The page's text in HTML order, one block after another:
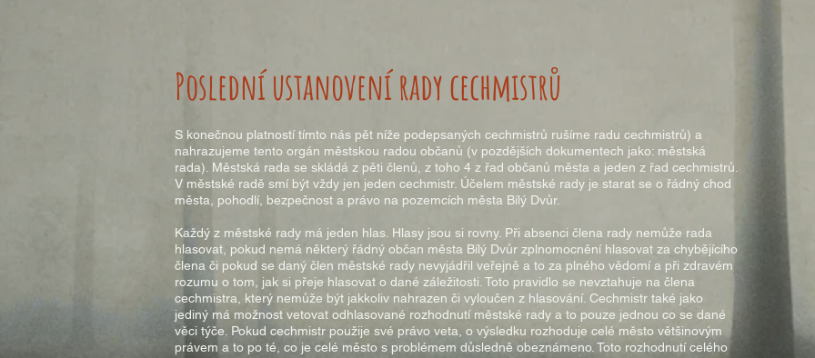
Poslední ustanovení rady cechmistrů
S konečnou platností tímto nás pět níže podepsaných cechmistrů rušíme radu cechmistrů) a
nahrazujeme tento orgán městskou radou občanů (v pozdějších dokumentech jako: městská
rada). Městská rada se skládá z pěti členů, z toho 4 z řad občanů města a jeden z řad cechmistrů.
V městské radě smí být vždy jen jeden cechmistr. Účelem městské rady je starat se o řádný chod
města, pohodlí, bezpečnost a právo na pozemcích města Bílý Dvůr.
Každý z městské rady má jeden hlas. Hlasy jsou si rovny. Při absenci člena rady nemůže rada
hlasovat, pokud nemá některý řádný občan města Bílý Dvůr zplnomocnění hlasovat za chybějícího
člena či pokud se daný člen městské rady nevyjádřil veřejně a to za plného vědomí a při zdravém
rozumu o tom, jak si přeje hlasovat o dané záležitosti. Toto pravidlo se nevztahuje na člena
cechmistra, který nemůže být jakkoliv nahrazen či vyloučen z hlasování. Cechmistr také jako
jediný má možnost vetovat odhlasované rozhodnutí městské rady a to pouze jednou co se dané
věci týče. Pokud cechmistr použije své právo veta, o výsledku rozhoduje celé město většinovým
právem a to po té, co je celé město s problémem důsledně obeznámeno. Toto rozhodnutí celého